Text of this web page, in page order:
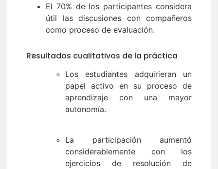
El 70% de los participantes considera
útil las discusiones con compañeros
como proceso de evaluación.
Resultados cualitativos de la práctica
Los estudiantes adquirieran un
papel activo en su proceso de
aprendizaje con una mayor
autonomía.
La participación aumentó
considerablemente con los
ejercicios de resolución de